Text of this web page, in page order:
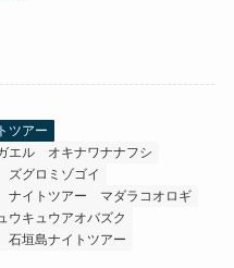
ツアー
エル
オキナワナナフシ
ズグロミゾゴイ
ナイトツアー
マダラコオロギ
ウキュウアオバズク
石垣島ナイトツアー